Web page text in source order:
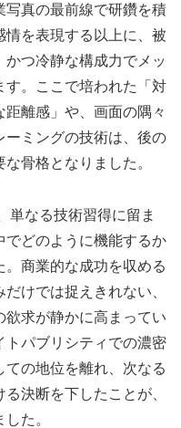
写真の最前線で研鑽を積
を表現する以上に、被
つ冷静な構成力でメッ
す。ここで培われた「対
離感」や、画面の隅々
ーミングの技術は、後の
骨格となりました。
単なる技術習得に留ま
でどのように機能するか
商業的な成功を収める
けでは捉えきれない、
欲求が静かに高まってい
トパブリシティでの濃密
の地位を離れ、次なる
決断を下したことが、
た。